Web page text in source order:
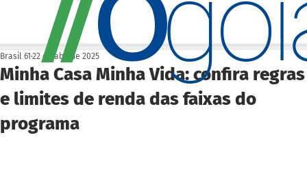
Minha Casa Minha Vida: confira regras
e limites de renda das faixas do
programa
Brasil 61 22 de abr. de 2025